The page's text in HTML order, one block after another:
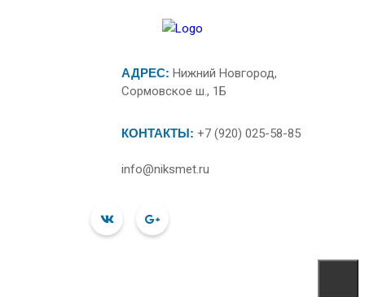
АДРЕС: Нижний Новгород,
Сормовское ш., 1Б
КОНТАКТЫ: +7 (920) 025-58-85
info@niksmet.ru